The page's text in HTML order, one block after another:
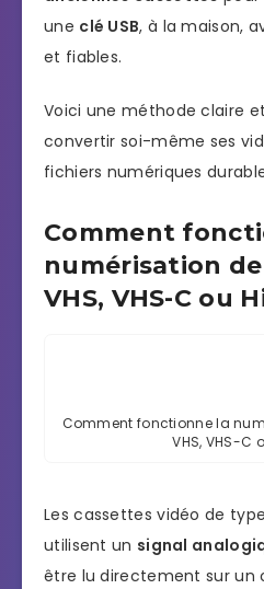
une clé USB, à la maison,
et fiables.
Voici une méthode claire
convertir soi-même ses
fichiers numériques
Comment
numérisation
VHS, VHS-C ou
Comment fonctionne la
VHS, VHS-C
Les cassettes vidéo de type
utilisent un signal
être lu directement sur un